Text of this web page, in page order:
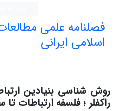
فصلنامه علمی
اسلامی ایرانی
روش شناسی بنیادین
راکفلر ؛ فلسفه ارتباطات